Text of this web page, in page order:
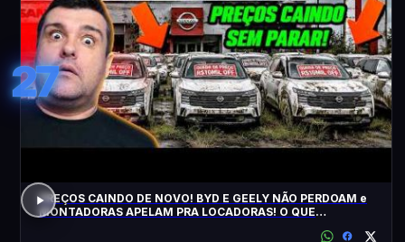
27
PREÇOS CAINDO DE NOVO! BYD E GEELY NÃO PERDOAM e
MONTADORAS APELAM PRA LOCADORAS! O QUE